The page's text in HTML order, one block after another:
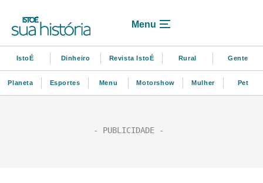
Menu
IstoÉ Dinheiro Revista IstoÉ Rural Gente
Planeta Esportes Menu Motorshow Mulher Pet